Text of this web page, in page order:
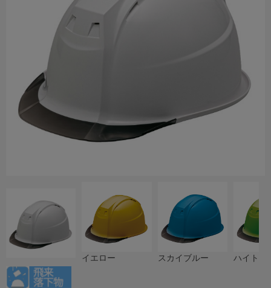
イエロー スカイブルー ハイトー